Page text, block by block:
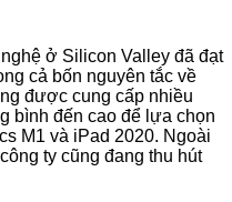
ở Silicon Valley đã đạt
cả bốn nguyên tắc về
được cung cấp nhiều
bình đến cao để lựa chọn
M1 và iPad 2020. Ngoài
ty cũng đang thu hút